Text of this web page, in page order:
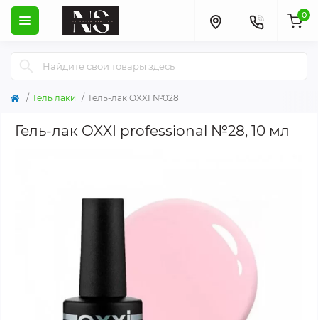
0
Гель лаки Гель-лак OXXI №028
Гель-лак OXXI professional №28, 10 мл